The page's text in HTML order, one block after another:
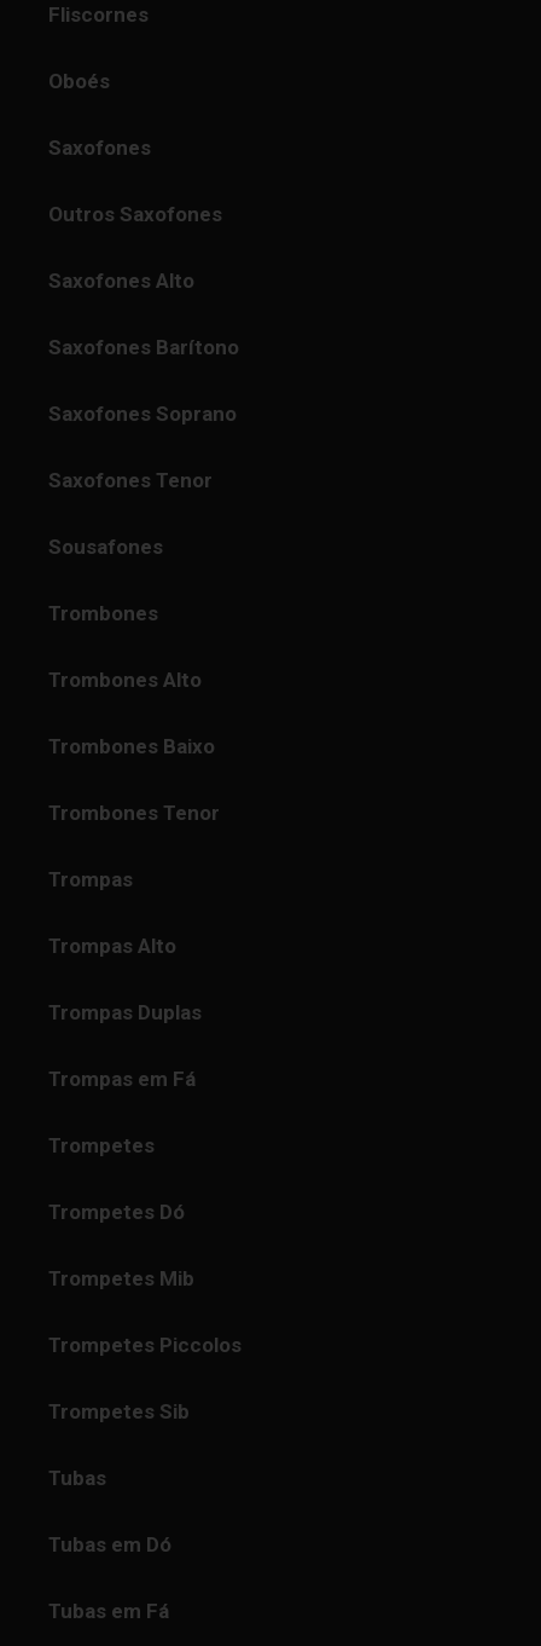
Fliscornes
Oboés
Saxofones
Outros Saxofones
Saxofones Alto
Saxofones Barítono
Saxofones Soprano
Saxofones Tenor
Sousafones
Trombones
Trombones Alto
Trombones Baixo
Trombones Tenor
Trompas
Trompas Alto
Trompas Duplas
Trompas em Fá
Trompetes
Trompetes Dó
Trompetes Mib
Trompetes Piccolos
Trompetes Sib
Tubas
Tubas em Dó
Tubas em Fá